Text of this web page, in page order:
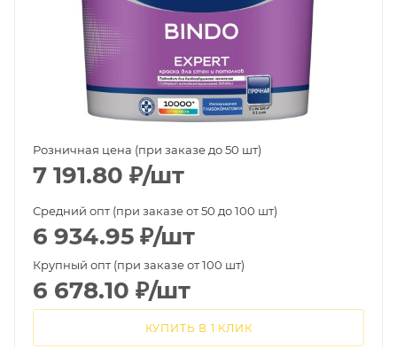
Розничная цена (при заказе до 50 шт)
7 191.80 ₽/шт
Средний опт (при заказе от 50 до 100 шт)
6 934.95 ₽/шт
Крупный опт (при заказе от 100 шт)
6 678.10 ₽/шт
КУПИТЬ В 1 КЛИК